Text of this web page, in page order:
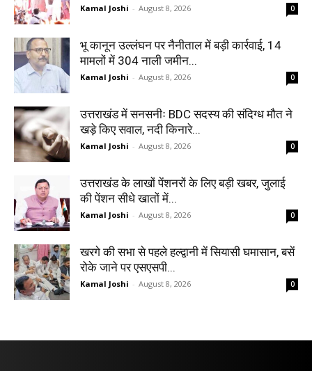
Kamal Joshi - August 8, 2026 0
भू कानून उल्लंघन पर नैनीताल में बड़ी कार्रवाई, 14
मामलों में 304 नाली जमीन...
Kamal Joshi - August 8, 2026 0
उत्तराखंड में सनसनीः BDC सदस्य की संदिग्ध मौत ने
खड़े किए सवाल, नदी किनारे...
Kamal Joshi - August 8, 2026 0
उत्तराखंड के लाखों पेंशनरों के लिए बड़ी खबर, जुलाई
की पेंशन सीधे खातों में...
Kamal Joshi - August 8, 2026 0
खरगे की सभा से पहले हल्द्वानी में सियासी घमासान, बसें
रोके जाने पर एसएसपी...
Kamal Joshi - August 8, 2026 0